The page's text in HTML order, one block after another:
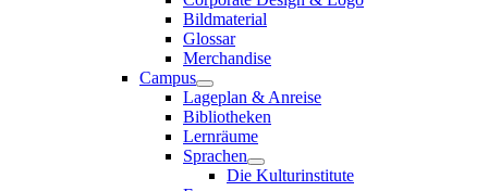
Bildmaterial
Glossar
Merchandise
Campus
Lageplan & Anreise
Bibliotheken
Lernräume
Sprachen
Die Kulturinstitute